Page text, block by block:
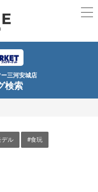
三河安城店
検索
デル #食玩